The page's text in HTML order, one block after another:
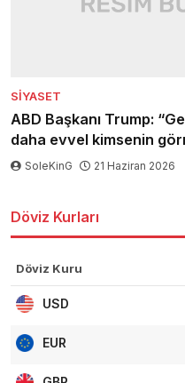
SIYASET
ABD Başkanı Trump:
daha evvel kimsenin
SoleKinG 21 Haziran 2026
Döviz Kurları
Döviz Kuru
USD
EUR